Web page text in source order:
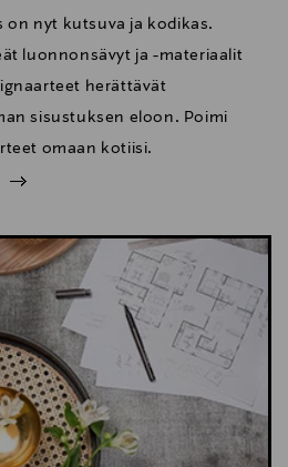
on nyt kutsuva ja kodikas.
luonnonsävyt ja -materiaalit
herättävät
sisustuksen eloon. Poimi
omaan kotiisi.